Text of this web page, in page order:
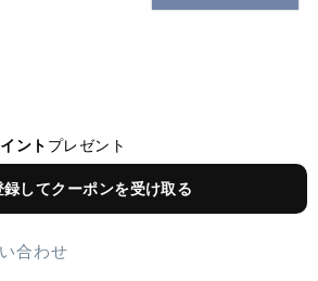
ント プレゼント
録してクーポンを受け取る
合わせ